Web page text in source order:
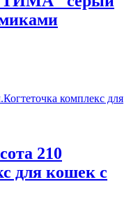
210
для кошек с